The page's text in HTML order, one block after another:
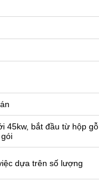
45kw, bắt đầu từ hộp gỗ
dựa trên số lượng